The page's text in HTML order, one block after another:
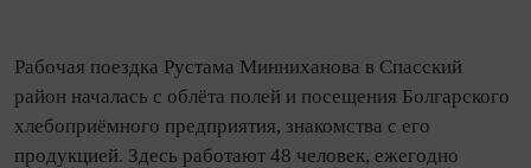
Рабочая поездка Рустама Минниханова в Спасский
район началась с облёта полей и посещения Болгарского
хлебоприёмного предприятия, знакомства с его
продукцией. Здесь работают 48 человек, ежегодно